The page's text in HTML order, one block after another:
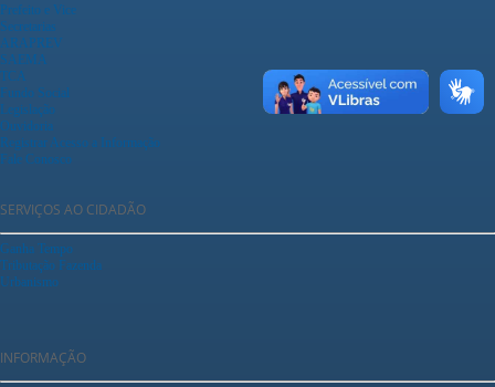
Prefeito e Vice
Secretarias
ARAPREV
SAEMA
TCA
Fundo Social
Legislação
Ouvidoria
Registrar Acesso a Informação
Fale Conosco
SERVIÇOS AO CIDADÃO
Ganha Tempo
Tributação Fazenda
Urbanismo
INFORMAÇÃO